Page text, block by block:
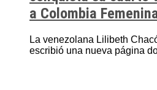
a Colombia
La venezolana Lilibeth
escribió una nueva página